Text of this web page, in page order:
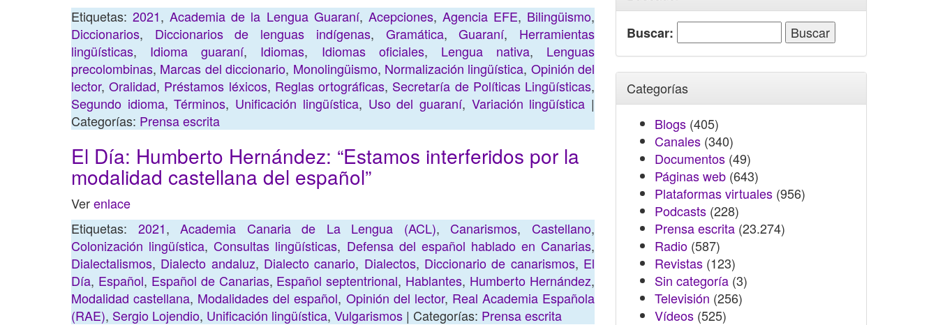
Etiquetas:2021,Academia de la Lengua Guaraní, Acepciones, Agencia EFE, Bilingüismo,
Diccionarios, Diccionarios de lenguas indígenas, Gramática,Guaraní, Herramientas
lingüísticas, Idioma guaraní, Idiomas, Idiomas oficiales, Lengua nativa, Lenguas
precolombinas, Marcas del diccionario, Monolingüismo, Normalización lingüística, Opinión del
lector,Oralidad, Préstamos léxicos, Reglas ortográficas, Secretaría de Políticas Lingüísticas,
Segundo idioma,Términos, Unificación lingüística, Uso del guaraní, Variación lingüística |
Categorías: Prensa escrita
El Día: Humberto Hernández: “Estamos interferidos por la
modalidad castellana del español”
Verenlace
Etiquetas: 2021,Academia Canaria de La Lengua (ACL),Canarismos,Castellano,
Colonización lingüística,Consultas lingüísticas, Defensa del español hablado en Canarias,
Dialectalismos, Dialecto andaluz, Dialecto canario, Dialectos, Diccionario de canarismos, El
Día, Español, Español de Canarias, Español septentrional, Hablantes, Humberto Hernández,
Modalidad castellana, Modalidades del español, Opinión del lector, Real Academia Española
(RAE), Sergio Lojendio, Unificación lingüística, Vulgarismos | Categorías: Prensa escrita
Buscar:
Categorías
Blogs (405)
Canales (340)
Documentos (49)
Páginas web (643)
Plataformas virtuales (956)
Podcasts (228)
Prensa escrita (23.274)
Radio (587)
Revistas (123)
Sin categoría (3)
Televisión (256)
Vídeos (525)